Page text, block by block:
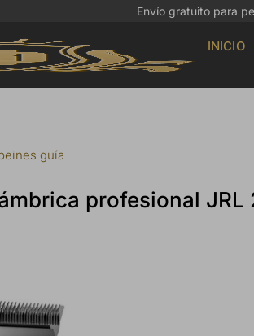
Envío gratuito para
INICIO
guía
profesional JRL